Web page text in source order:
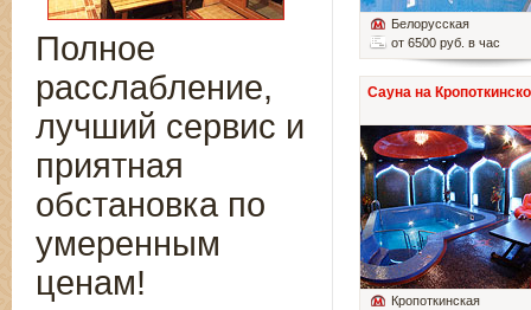
Белорусская
от 6500 руб. в час
Сауна на
Кропоткинская
Полное
расслабление,
лучший сервис и
приятная
обстановка по
умеренным
ценам!